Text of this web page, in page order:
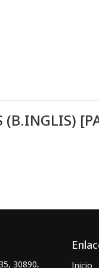
30890, Inicio